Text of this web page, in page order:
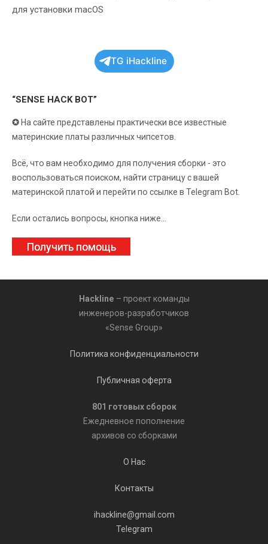
для установки macOS
TG iHackline
“SENSE HACK BOT”
✪ На сайте представлены практически все известные
материнские платы различных чипсетов.
Всё, что вам необходимо для получения сборки - это
воспользоваться поиском, найти страницу с вашей
материнской платой и перейти по ссылке в Telegram Bot.
Если остались вопросы, кнопка ниже...
Получить помощь
Hackline – проект команды
инженеров-разработчиков
«Sense Group»
Политика конфиденциальности
Публичная оферта
801 готовых сборок
Ежедневное пополнение
архивов со сборками
О Нас
Контакты
ihackline@gmail.com
Telegram